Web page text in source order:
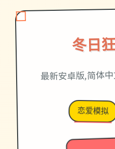
冬日
最新安卓版,简体
恋爱模拟